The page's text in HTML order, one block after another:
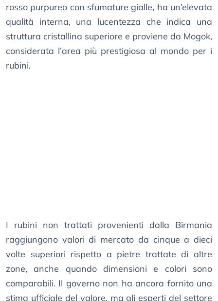
rosso purpureo con sfumature gialle, ha un’elevata
qualità interna, una lucentezza che indica una
struttura cristallina superiore e proviene da Mogok,
considerata l’area più prestigiosa al mondo per i
rubini.
I rubini non trattati provenienti dalla Birmania
raggiungono valori di mercato da cinque a dieci
volte superiori rispetto a pietre trattate di altre
zone, anche quando dimensioni e colori sono
comparabili. Il governo non ha ancora fornito una
stima ufficiale del valore, ma gli esperti del settore